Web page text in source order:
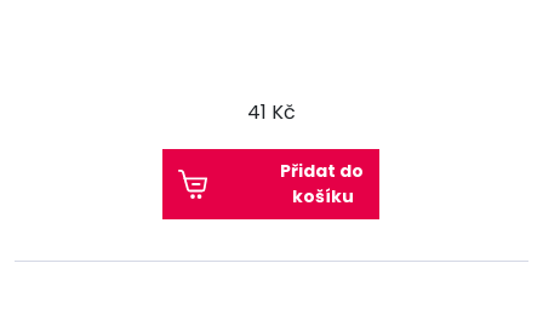
41 Kč
Přidat do
košíku